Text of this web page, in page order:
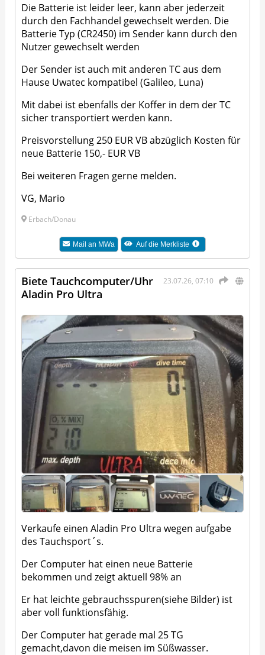
Die Batterie ist leider leer, kann aber jederzeit
durch den Fachhandel gewechselt werden. Die
Batterie Typ (CR2450) im Sender kann durch den
Nutzer gewechselt werden
Der Sender ist auch mit anderen TC aus dem
Hause Uwatec kompatibel (Galileo, Luna)
Mit dabei ist ebenfalls der Koffer in dem der TC
sicher transportiert werden kann.
Preisvorstellung 250 EUR VB abzüglich Kosten für
neue Batterie 150,- EUR VB
Bei weiteren Fragen gerne melden.
VG, Mario
Erbach/Donau
Mail an MWa Auf die Merkliste
23.07.26, 07:10
Biete Tauchcomputer/Uhr
Aladin Pro Ultra
Verkaufe einen Aladin Pro Ultra wegen aufgabe
des Tauchsport´s.
Der Computer hat einen neue Batterie
bekommen und zeigt aktuell 98% an
Er hat leichte gebrauchsspuren(siehe Bilder) ist
aber voll funktionsfähig.
Der Computer hat gerade mal 25 TG
gemacht,davon die meisen im Süßwasser.